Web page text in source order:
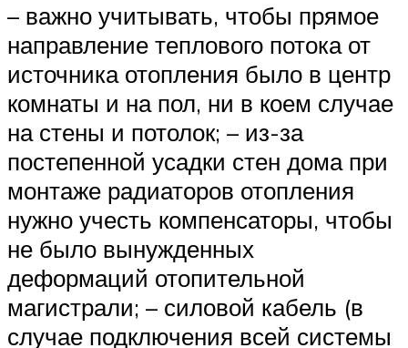
– важно учитывать, чтобы прямое
направление теплового потока от
источника отопления было в центр
комнаты и на пол, ни в коем случае
на стены и потолок; – из-за
постепенной усадки стен дома при
монтаже радиаторов отопления
нужно учесть компенсаторы, чтобы
не было вынужденных
деформаций отопительной
магистрали; – силовой кабель (в
случае подключения всей системы